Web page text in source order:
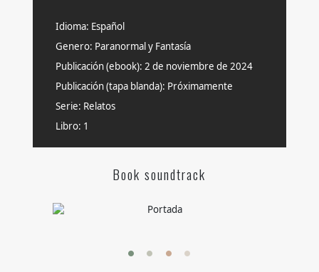
Idioma: Español
Genero: Paranormal y Fantasía
Publicación (ebook): 2 de noviembre de 2024
Publicación (tapa blanda): Próximamente
Serie: Relatos
Libro: 1
Book soundtrack